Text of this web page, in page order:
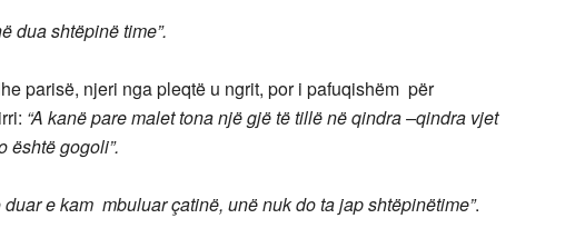
dua shtëpinë time”.
parisë, njeri nga pleqtë u ngrit, por i pafuqishëm për
“A kanë pare malet tona një gjë të tillë në qindra –qindra vjet
është gogoli”.
duar e kam mbuluar çatinë, unë nuk do ta jap shtëpinëtime”.